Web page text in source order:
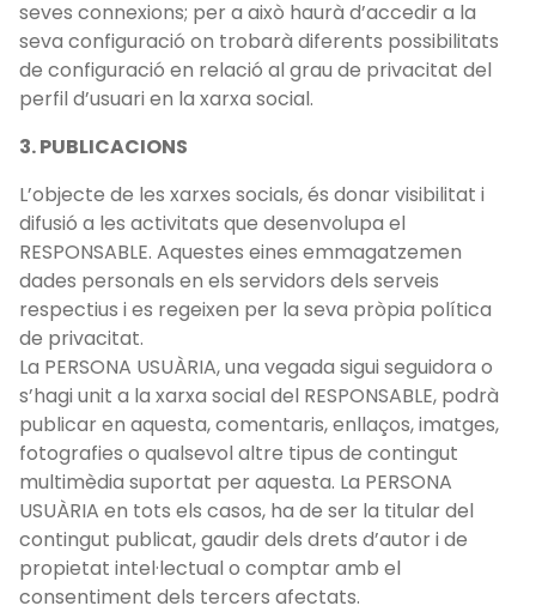
seves connexions; per a això haurà d’accedir a la
seva configuració on trobarà diferents possibilitats
de configuració en relació al grau de privacitat del
perfil d’usuari en la xarxa social.
3. PUBLICACIONS
L’objecte de les xarxes socials, és donar visibilitat i
difusió a les activitats que desenvolupa el
RESPONSABLE. Aquestes eines emmagatzemen
dades personals en els servidors dels serveis
respectius i es regeixen per la seva pròpia política
de privacitat.
La PERSONA USUÀRIA, una vegada sigui seguidora o
s’hagi unit a la xarxa social del RESPONSABLE, podrà
publicar en aquesta, comentaris, enllaços, imatges,
fotografies o qualsevol altre tipus de contingut
multimèdia suportat per aquesta. La PERSONA
USUÀRIA en tots els casos, ha de ser la titular del
contingut publicat, gaudir dels drets d’autor i de
propietat intel·lectual o comptar amb el
consentiment dels tercers afectats.